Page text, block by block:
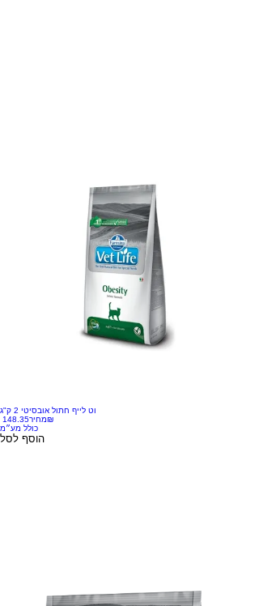
וט לייף חתול אובסיטי 2 ק"ג
מחיר‏148.35 ‏₪
כולל מע״מ
הוסף לסל